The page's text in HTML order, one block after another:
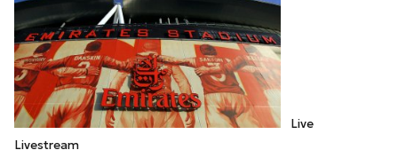
Live
Livestream